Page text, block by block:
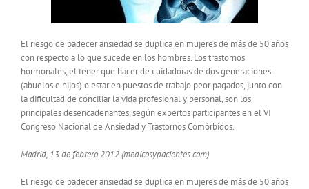
El riesgo de padecer ansiedad se duplica en mujeres de más de 50 años
con respecto a lo que sucede en los hombres. Los trastornos
hormonales, el tener que hacer de cuidadoras de dos generaciones
(abuelos e hijos) o estar en puestos de trabajo peor pagados, junto con
la dificultad de conciliar la vida profesional y personal, son los
principales desencadenantes, según expertos participantes en el VI
Congreso Nacional de Ansiedad y Trastornos Comórbidos.
Madrid, 13 de febrero 2012 (medicosypacientes.com)
El riesgo de padecer ansiedad se duplica en mujeres de más de 50 años